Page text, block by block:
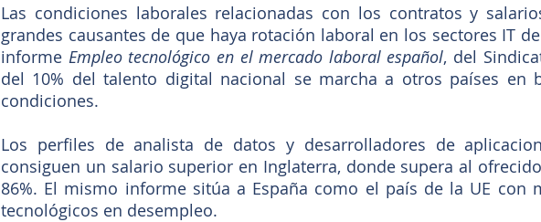
Las condiciones laborales relacionadas con los contratos y
grandes causantes de que haya rotación laboral en los sectores IT
informe Empleo tecnológico en el mercado laboral español, del
del 10% del talento digital nacional se marcha a otros países en
condiciones.
Los perfiles de analista de datos y desarrolladores de
consiguen un salario superior en Inglaterra, donde supera al
86%. El mismo informe sitúa a España como el país de la UE con
tecnológicos en desempleo.